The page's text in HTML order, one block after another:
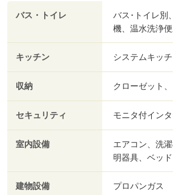
バス・トイレ
バス･トイレ別
機、温水洗浄
キッチン システムキッ
収納 クローゼット
セキュリティ モニタ付イン
室内設備
エアコン、洗
明器具、ベッ
建物設備 プロパンガス